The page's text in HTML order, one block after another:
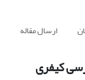
ارسال مقاله
کیفری